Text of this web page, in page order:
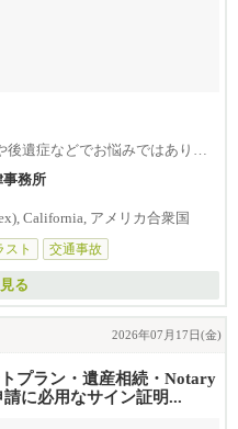
遺症などでお悩みではありま
事務所
California, アメリカ合衆国
スト 交通事故
る
2026年07月17日(金)
プラン・遺産相続・Notary
に必用なサイン証明...